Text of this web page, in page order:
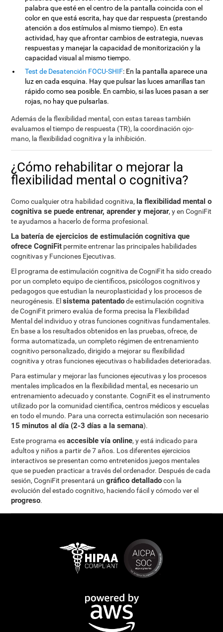
palabra que esté en el centro de la pantalla coincida con el
color en que está escrita, hay que dar respuesta (prestando
atención a dos estímulos al mismo tiempo). En esta
actividad, hay que afrontar cambios de estrategia, nuevas
respuestas y manejar la capacidad de monitorización y la
capacidad visual al mismo tiempo.
Test de Desatención FOCU-SHIF: En la pantalla aparece una
luz en cada esquina. Hay que pulsar las luces amarillas tan
rápido como sea posible. En cambio, si las luces pasan a ser
rojas, no hay que pulsarlas.
Además de la flexibilidad mental, con estas tareas también
evaluamos el tiempo de respuesta (TR), la coordinación ojo-
mano, la flexibilidad cognitiva y la inhibición.
¿Cómo rehabilitar o mejorar la
flexibilidad mental o cognitiva?
Como cualquier otra habilidad cognitiva, la flexibilidad mental o
cognitiva se puede entrenar, aprender y mejorar, y en CogniFit
te ayudamos a hacerlo de forma profesional.
La batería de ejercicios de estimulación cognitiva que
ofrece CogniFit permite entrenar las principales habilidades
cognitivas y Funciones Ejecutivas.
El programa de estimulación cognitiva de CogniFit ha sido creado
por un completo equipo de científicos, psicólogos cognitivos y
pedagogos que estudian la neuroplasticidad y los procesos de
neurogénesis. Elsistema patentadode estimulación cognitiva
de CogniFit primero evalúa de forma precisa la Flexibilidad
Mental del individuo y otras funciones cognitivas fundamentales.
En base a los resultados obtenidos en las pruebas, ofrece, de
forma automatizada, un completo régimen de entrenamiento
cognitivo personalizado, dirigido a mejorar su flexibilidad
cognitiva y otras funciones ejecutivas o habilidades deterioradas.
Para estimular y mejorar las funciones ejecutivas y los procesos
mentales implicados en la flexibilidad mental, es necesario un
entrenamiento adecuado y constante. CogniFit es el instrumento
utilizado por la comunidad científica, centros médicos y escuelas
en todo el mundo. Para una correcta estimulación son necesario
15 minutos al día (2-3 días a la semana).
Este programa esaccesible vía online, y está indicado para
adultos y niños a partir de 7 años. Los diferentes ejercicios
interactivos se presentan como entretenidos juegos mentales
que se pueden practicar a través del ordenador. Después de cada
sesión, CogniFit presentará ungráfico detalladocon la
evolución del estado cognitivo, haciendo fácil y cómodo ver el
progreso.